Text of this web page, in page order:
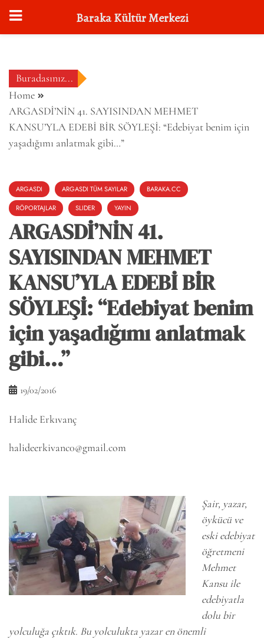
contentBuradasınız...
Home
ARGASDİ’NİN 41. SAYISINDAN MEHMET
KANSU’YLA EDEBİ BİR SÖYLEŞİ: “Edebiyat benim için
yaşadığımı anlatmak gibi…”
ARGASDI ARGASDI TÜM SAYILAR
BARAKA.CC
RÖPORTAJLAR
SLIDER YAYIN
ARGASDİ’NİN 41.
SAYISINDAN MEHMET
KANSU’YLA EDEBİ BİR
SÖYLEŞİ: “Edebiyat benim
için yaşadığımı anlatmak
gibi…”
19/02/2016
Halide Erkıvanç
halideerkivanc0@gmail.com
Şair, yazar,
öykücü ve
eski edebiyat
öğretmeni
Mehmet
Kansu ile
edebiyatla
dolu bir
yolculuğa çıktık. Bu yolculukta yazar en önemli
Baraka Kültür Merkezi